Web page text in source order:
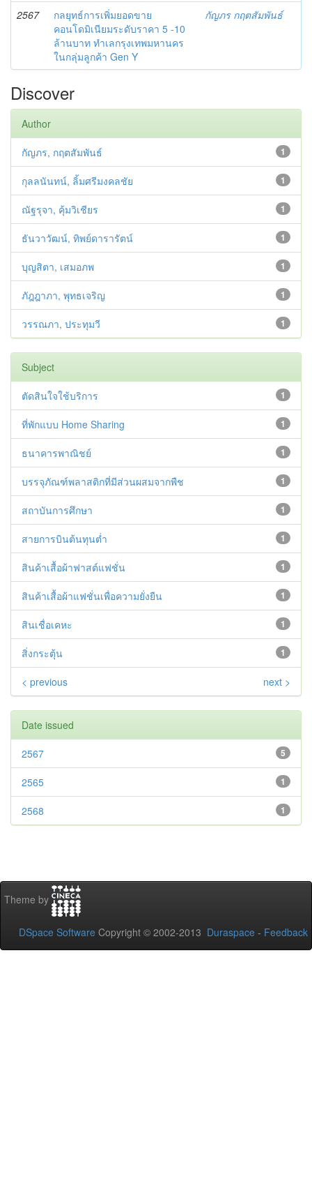
2567
กลยุทธ์การเพิ่มยอดขาย
คอนโดมิเนียมระดับราคา 5 -10
ล้านบาท ทำเลกรุงเทพมหานคร
ในกลุ่มลูกค้า Gen Y
กัญภร กฤตสัมพันธ์
Discover
Author
1
กัญภร, กฤตสัมพันธ์
1
กุลลนันทน์, ลิ้มศรีมงคลชัย
1
ณัฐรุจา, คุ้มวิเชียร
1
ธันวาวัฒน์, ทิพย์ดารารัตน์
1
บุญสิตา, เสมอภพ
1
ภัฎฎาภา, พุทธเจริญ
1
วรรณภา, ประทุมวี
Subject
1
ตัดสินใจใช้บริการ
1
ที่พักแบบ Home Sharing
1
ธนาคารพาณิชย์
1
บรรจุภัณฑ์พลาสติกที่มีส่วนผสมจากพืช
1
สถาบันการศึกษา
1
สายการบินต้นทุนต่ำ
1
สินค้าเสื้อผ้าฟาสต์แฟชั่น
1
สินค้าเสื้อผ้าแฟชั่นเพื่อความยั่งยืน
1
สินเชื่อเคหะ
1
สิ่งกระตุ้น
< previous next >
Date issued
5
2567
1
2565
1
2568
Theme by
DSpace Software Copyright © 2002-2013 Duraspace - Feedback